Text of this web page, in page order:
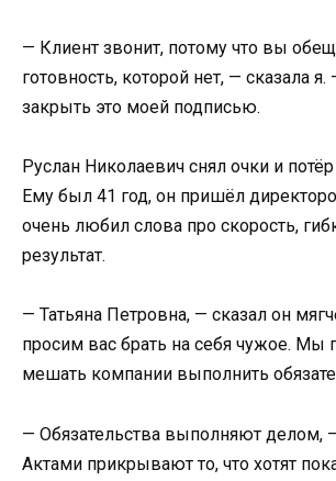
— Клиент звонит, потому что вы
готовность, которой нет, — сказала я.
закрыть это моей подписью.
Руслан Николаевич снял очки и
Ему был 41 год, он пришёл
очень любил слова про скорость,
результат.
— Татьяна Петровна, — сказал он
просим вас брать на себя чужое. Мы
мешать компании выполнить
— Обязательства выполняют делом,
Актами прикрывают то, что хотят